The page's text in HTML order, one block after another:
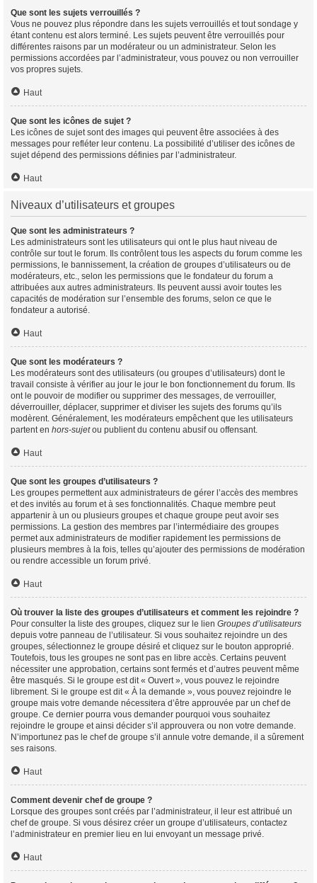
Que sont les sujets verrouillés ?
Vous ne pouvez plus répondre dans les sujets verrouillés et tout sondage y
étant contenu est alors terminé. Les sujets peuvent être verrouillés pour
différentes raisons par un modérateur ou un administrateur. Selon les
permissions accordées par l’administrateur, vous pouvez ou non verrouiller
vos propres sujets.
Haut
Que sont les icônes de sujet ?
Les icônes de sujet sont des images qui peuvent être associées à des
messages pour refléter leur contenu. La possibilité d’utiliser des icônes de
sujet dépend des permissions définies par l’administrateur.
Haut
Niveaux d’utilisateurs et groupes
Que sont les administrateurs ?
Les administrateurs sont les utilisateurs qui ont le plus haut niveau de
contrôle sur tout le forum. Ils contrôlent tous les aspects du forum comme les
permissions, le bannissement, la création de groupes d’utilisateurs ou de
modérateurs, etc., selon les permissions que le fondateur du forum a
attribuées aux autres administrateurs. Ils peuvent aussi avoir toutes les
capacités de modération sur l’ensemble des forums, selon ce que le
fondateur a autorisé.
Haut
Que sont les modérateurs ?
Les modérateurs sont des utilisateurs (ou groupes d’utilisateurs) dont le
travail consiste à vérifier au jour le jour le bon fonctionnement du forum. Ils
ont le pouvoir de modifier ou supprimer des messages, de verrouiller,
déverrouiller, déplacer, supprimer et diviser les sujets des forums qu’ils
modèrent. Généralement, les modérateurs empêchent que les utilisateurs
partent en hors-sujetou publient du contenu abusif ou offensant.
Haut
Que sont les groupes d’utilisateurs ?
Les groupes permettent aux administrateurs de gérer l’accès des membres
et des invités au forum et à ses fonctionnalités. Chaque membre peut
appartenir à un ou plusieurs groupes et chaque groupe peut avoir ses
permissions. La gestion des membres par l’intermédiaire des groupes
permet aux administrateurs de modifier rapidement les permissions de
plusieurs membres à la fois, telles qu’ajouter des permissions de modération
ou rendre accessible un forum privé.
Haut
Où trouver la liste des groupes d’utilisateurs et comment les rejoindre ?
Pour consulter la liste des groupes, cliquez sur le lien Groupes d’utilisateurs
depuis votre panneau de l’utilisateur. Si vous souhaitez rejoindre un des
groupes, sélectionnez le groupe désiré et cliquez sur le bouton approprié.
Toutefois, tous les groupes ne sont pas en libre accès. Certains peuvent
nécessiter une approbation, certains sont fermés et d’autres peuvent même
être masqués. Si le groupe est dit « Ouvert », vous pouvez le rejoindre
librement. Si le groupe est dit « À la demande », vous pouvez rejoindre le
groupe mais votre demande nécessitera d’être approuvée par un chef de
groupe. Ce dernier pourra vous demander pourquoi vous souhaitez
rejoindre le groupe et ainsi décider s’il approuvera ou non votre demande.
N’importunez pas le chef de groupe s’il annule votre demande, il a sûrement
ses raisons.
Haut
Comment devenir chef de groupe ?
Lorsque des groupes sont créés par l’administrateur, il leur est attribué un
chef de groupe. Si vous désirez créer un groupe d’utilisateurs, contactez
l’administrateur en premier lieu en lui envoyant un message privé.
Haut